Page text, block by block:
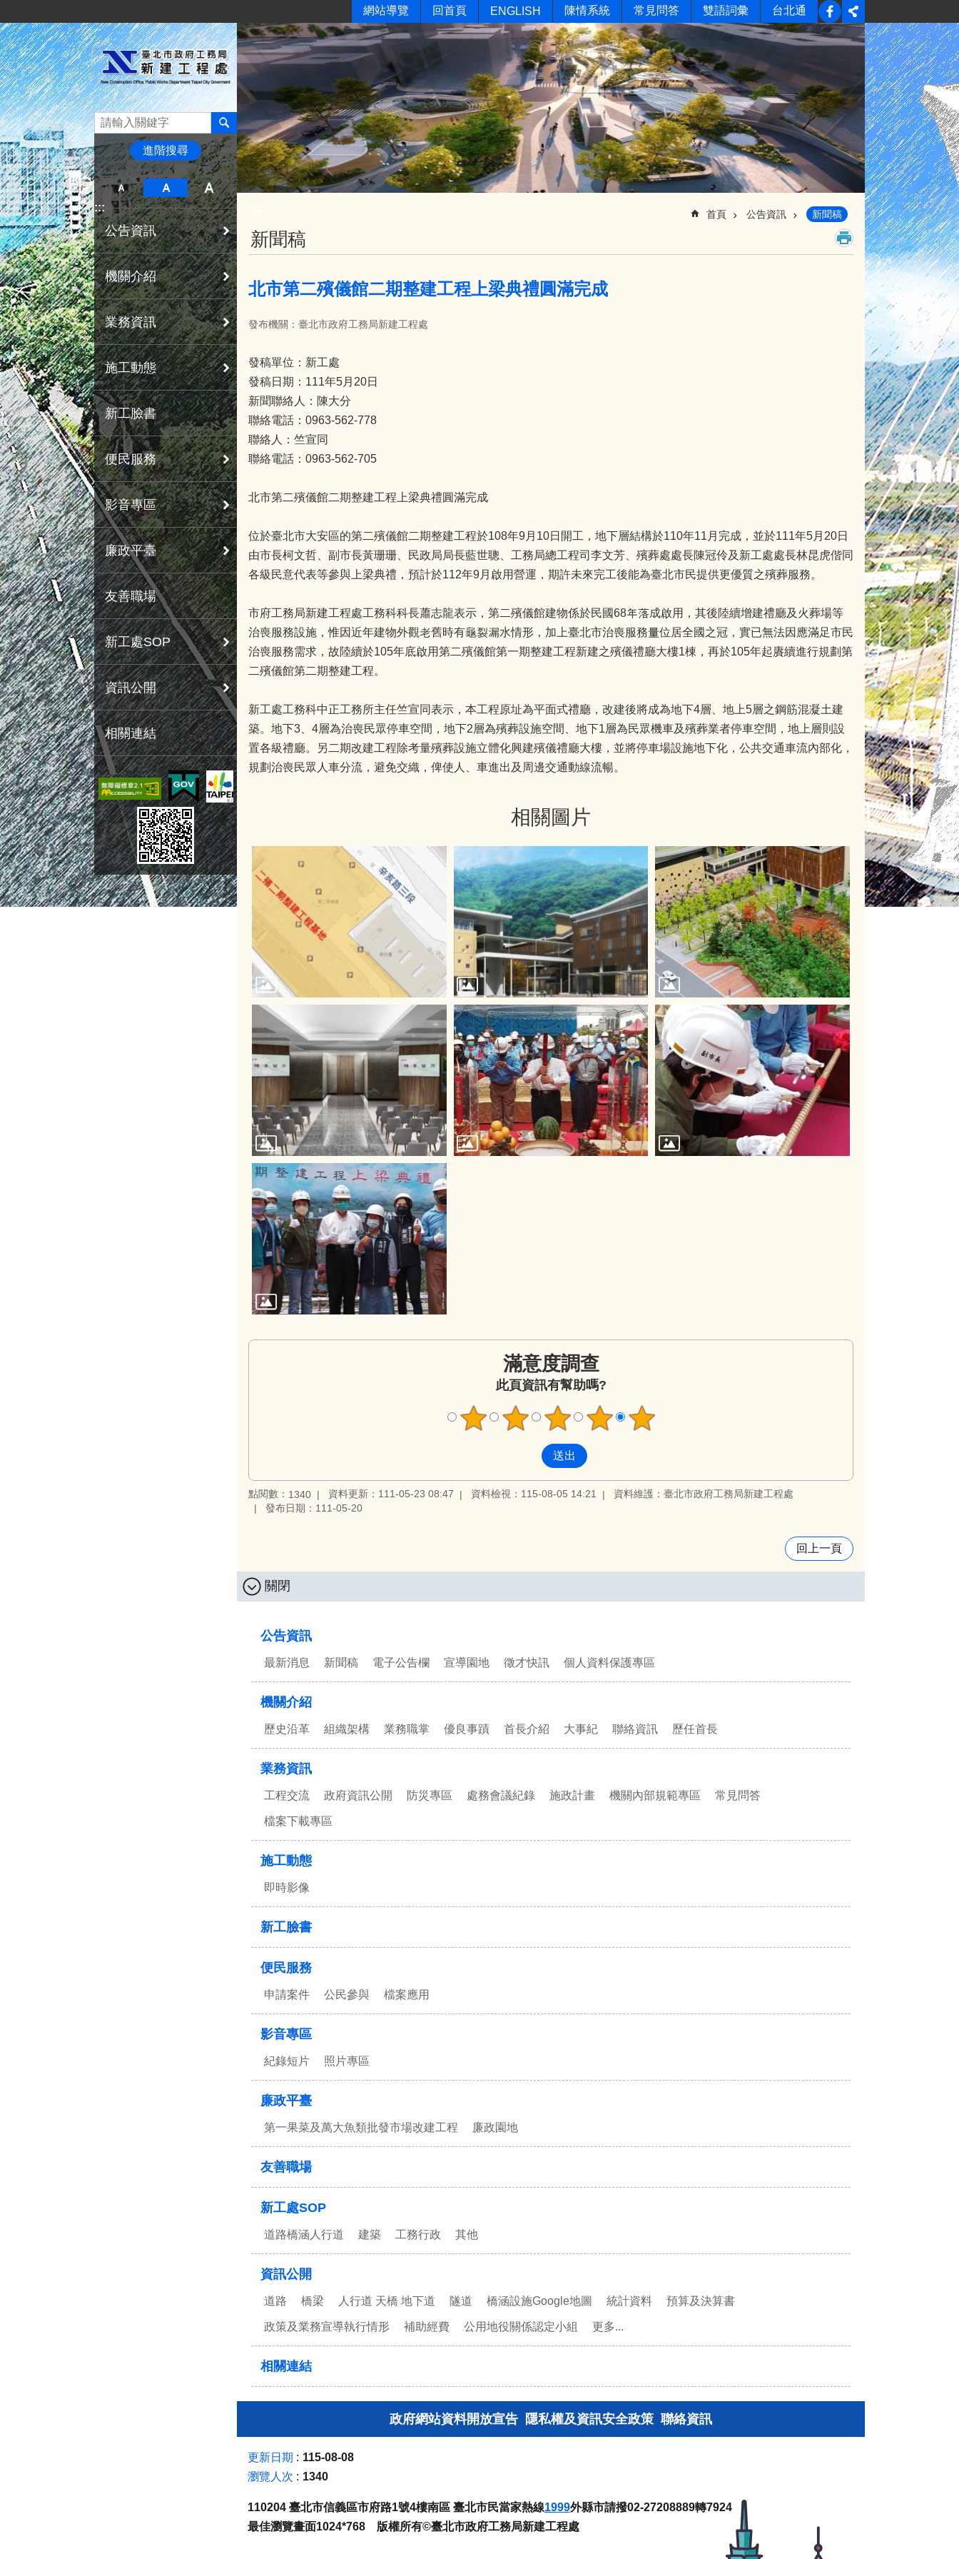
網站導覽 回首頁 ENGLISH 陳情系統 常見問答 雙語詞彙 台北通
進階搜尋
:::
公告資訊
機關介紹
業務資訊
施工動態
新工臉書
便民服務
影音專區
廉政平臺
友善職場
新工處SOP
資訊公開
相關連結
首頁 公告資訊 新聞稿
新聞稿
北市第二殯儀館二期整建工程上梁典禮圓滿完成
發布機關：臺北市政府工務局新建工程處
發稿單位：新工處
發稿日期：111年5月20日
新聞聯絡人：陳大分
聯絡電話：0963-562-778
聯絡人：竺宣同
聯絡電話：0963-562-705
北市第二殯儀館二期整建工程上梁典禮圓滿完成
位於臺北市大安區的第二殯儀館二期整建工程於108年9月10日開工，地下層結構於110年11月完成，並於111年5月20日
由市長柯文哲、副市長黃珊珊、民政局局長藍世聰、工務局總工程司李文芳、殯葬處處長陳冠伶及新工處處長林昆虎偕同
各級民意代表等參與上梁典禮，預計於112年9月啟用營運，期許未來完工後能為臺北市民提供更優質之殯葬服務。
市府工務局新建工程處工務科科長蕭志龍表示，第二殯儀館建物係於民國68年落成啟用，其後陸續增建禮廳及火葬場等
治喪服務設施，惟因近年建物外觀老舊時有龜裂漏水情形，加上臺北市治喪服務量位居全國之冠，實已無法因應滿足市民
治喪服務需求，故陸續於105年底啟用第二殯儀館第一期整建工程新建之殯儀禮廳大樓1棟，再於105年起賡續進行規劃第
二殯儀館第二期整建工程。
新工處工務科中正工務所主任竺宣同表示，本工程原址為平面式禮廳，改建後將成為地下4層、地上5層之鋼筋混凝土建
築。地下3、4層為治喪民眾停車空間，地下2層為殯葬設施空間、地下1層為民眾機車及殯葬業者停車空間，地上層則設
置各級禮廳。另二期改建工程除考量殯葬設施立體化興建殯儀禮廳大樓，並將停車場設施地下化，公共交通車流內部化，
規劃治喪民眾人車分流，避免交織，俾使人、車進出及周邊交通動線流暢。
相關圖片
滿意度調查
此頁資訊有幫助嗎?
點閱數： 1340 資料更新：111-05-23 08:47 資料檢視：115-08-05 14:21
資料維護：臺北市政府工務局新建工程處
發布日期：111-05-20
回上一頁
關閉
公告資訊
最新消息 新聞稿 電子公告欄 宣導園地 徵才快訊 個人資料保護專區
機關介紹
歷史沿革 組織架構 業務職掌 優良事蹟 首長介紹 大事紀 聯絡資訊 歷任首長
業務資訊
工程交流 政府資訊公開 防災專區 處務會議紀錄 施政計畫 機關內部規範專區 常見問答
檔案下載專區
施工動態
即時影像
新工臉書
便民服務
申請案件 公民參與 檔案應用
影音專區
紀錄短片 照片專區
廉政平臺
第一果菜及萬大魚類批發市場改建工程 廉政園地
友善職場
新工處SOP
道路橋涵人行道 建築 工務行政 其他
資訊公開
道路 橋梁 人行道 天橋 地下道 隧道 橋涵設施Google地圖 統計資料 預算及決算書
政策及業務宣導執行情形 補助經費 公用地役關係認定小組 更多...
相關連結
政府網站資料開放宣告 隱私權及資訊安全政策 聯絡資訊
更新日期
115-08-08
瀏覽人次
1340
110204 臺北市信義區市府路1號4樓南區 臺北市民當家熱線1999外縣市請撥02-27208889轉7924
最佳瀏覽畫面1024*768 版權所有©臺北市政府工務局新建工程處